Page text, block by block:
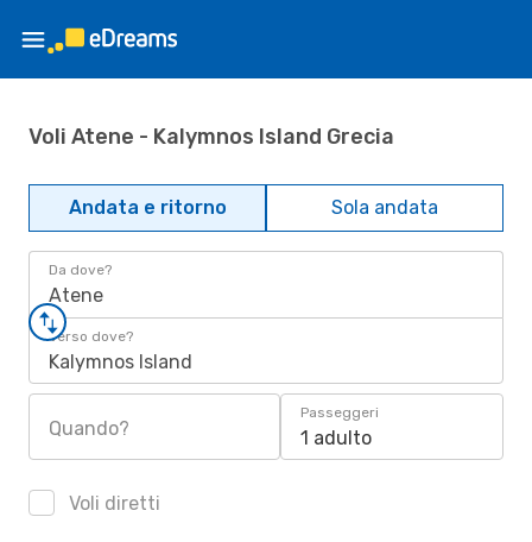
Voli Atene - Kalymnos Island Grecia
Andata e ritorno Sola andata
Da dove?
Atene
Verso dove?
Kalymnos Island
Quando?
Passeggeri
1 adulto
Voli diretti